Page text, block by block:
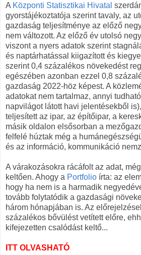
A Központi Statisztikai Hivatal
gyorstájékoztatója szerint tavaly, az
gazdaság teljesítménye az előző
nem változott. Az előző év utolsó
viszont a nyers adatok szerint
és naptárhatással kiigazított és
szerint 0,4 százalékos növekedést
egészében azonban ezzel 0,8
gazdaság 2022-höz képest. A
adatokat nem tartalmaz, annyi
napvilágot látott havi jelentésekből
teljesített az ipar, az építőipar, a
másik oldalon elsősorban a
felfelé húztak még a
és az információ, kommunikáció
A várakozásokra rácáfolt az adat,
keltően. Ahogy a Portfolio írta: az
hogy ha nem is a harmadik
tovább folytatódik a gazdasági
három hónapjában is. Az
százalékos bővülést vetített előre,
kifejezetten csalódást keltő...
ITT OLVASHATÓ